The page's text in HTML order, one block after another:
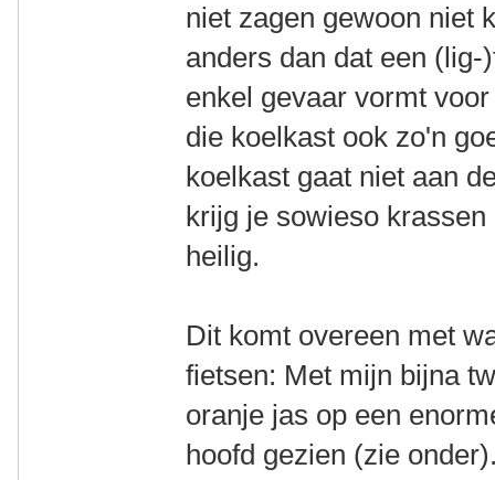
niet zagen gewoon niet
anders dan dat een
enkel gevaar vormt
die koelkast ook zo'n
koelkast gaat niet aan
krijg je sowieso
heilig.
Dit komt overeen met
fietsen: Met mijn bijna
oranje jas op een
hoofd gezien (zie